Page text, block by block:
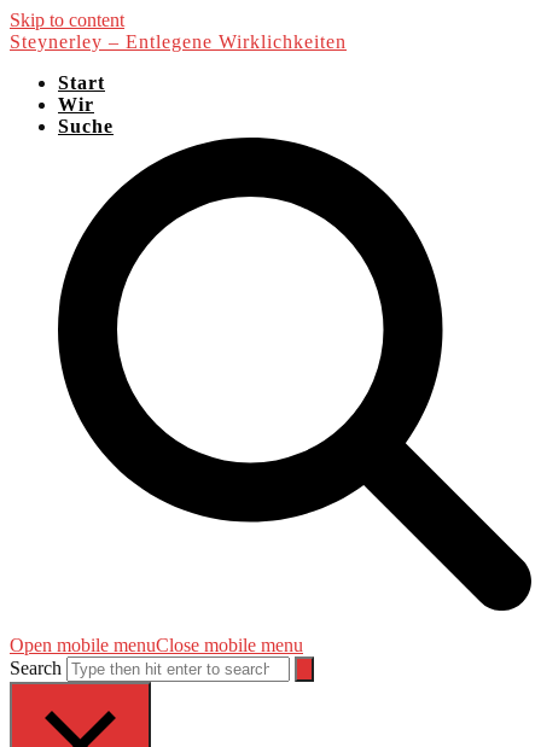
Skip to content
Steynerley – Entlegene Wirklichkeiten
Start
Wir
Suche
Open mobile menuClose mobile menu
Search